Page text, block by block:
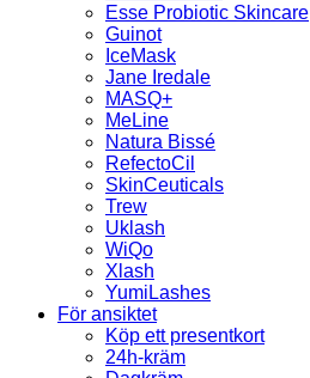
Esse Probiotic Skincare
Guinot
IceMask
Jane Iredale
MASQ+
MeLine
Natura Bissé
RefectoCil
SkinCeuticals
Trew
Uklash
WiQo
Xlash
YumiLashes
För ansiktet
Köp ett presentkort
24h-kräm